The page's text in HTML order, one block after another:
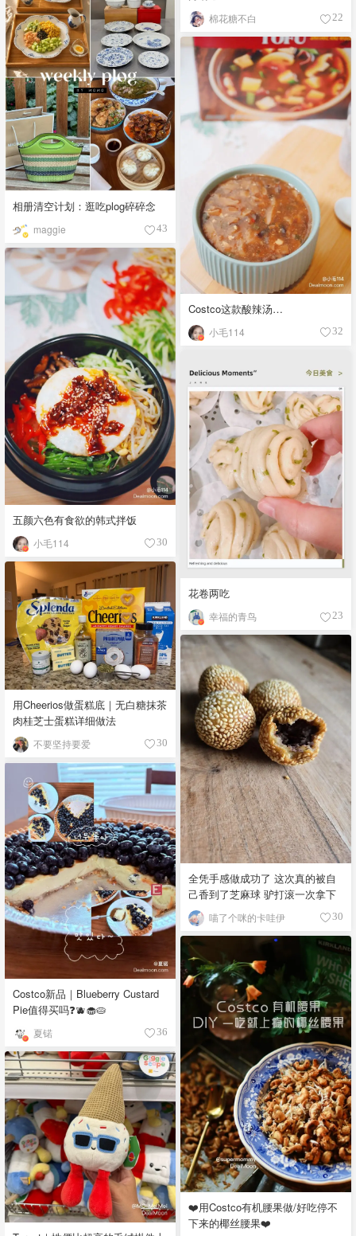
棉花糖不白 22
相册清空计划：逛吃plog碎碎念
maggie 43
Costco这款酸辣汤…
小毛114 32
五颜六色有食欲的韩式拌饭
小毛114 30
花卷两吃
幸福的青鸟 23
用Cheerios做蛋糕底｜无白糖抹茶
肉桂芝士蛋糕详细做法
不要坚持要爱 30
全凭手感做成功了 这次真的被自
己香到了芝麻球 驴打滚一次拿下
喵了个咪的卡哇伊 30
Costco新品｜Blueberry Custard
Pie值得买吗❓🫐🧁🥧
夏锘 36
❤️用Costco有机腰果做/好吃停不
下来的椰丝腰果❤️